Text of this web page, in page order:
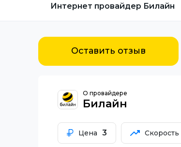
Интернет провайдер Билайн
Оставить отзыв
О провайдере
Билайн
Цена 3 Скорость